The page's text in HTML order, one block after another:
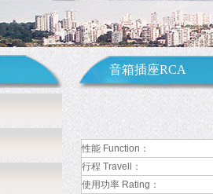
音箱插座RCA
性能 Function：
行程 Travell：
使用功率 Rating：